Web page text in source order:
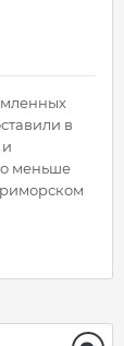
в
и
меньше